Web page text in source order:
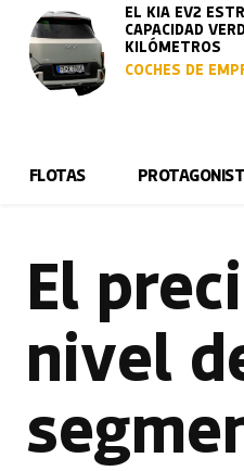
EL KIA EV2
CAPACIDAD
KILÓMETROS
COCHES DE
FLOTAS
El
nivel